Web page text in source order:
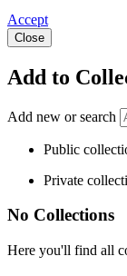
Accept
Close
Add to
Add new or search
Public
Private
No Collections
Here you'll find all